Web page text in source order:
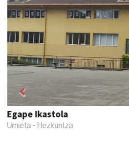
Itxaspe
Urnieta - Frutategiak
Previous